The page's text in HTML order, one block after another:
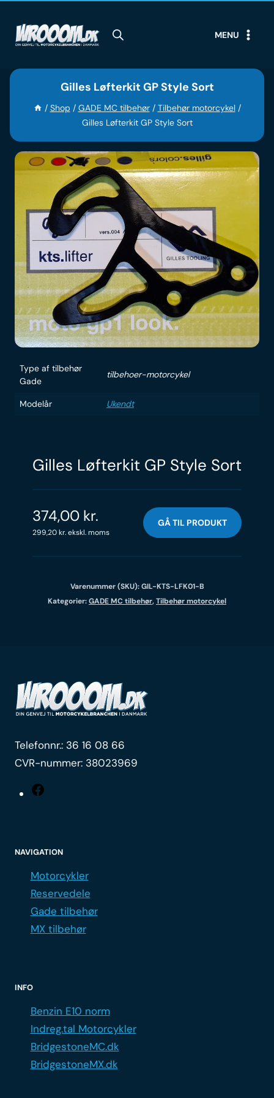
content
MENU
Gilles Løfterkit GP Style Sort
/ Shop / GADE MC tilbehør / Tilbehør motorcykel /
Gilles Løfterkit GP Style Sort
Type af tilbehør
Gade
tilbehoer-motorcykel
Modelår Ukendt
Gilles Løfterkit GP Style Sort
374,00 kr.
299,20kr.ekskl. moms
GÅ TIL PRODUKT
Varenummer (SKU):GIL-KTS-LFK01-B
Kategorier:GADE MC tilbehør,Tilbehør motorcykel
Telefonnr.: 36 16 08 66
CVR-nummer: 38023969
NAVIGATION
Motorcykler
Reservedele
Gade tilbehør
MX tilbehør
INFO
Benzin E10 norm
Indreg.tal Motorcykler
BridgestoneMC.dk
BridgestoneMX.dk